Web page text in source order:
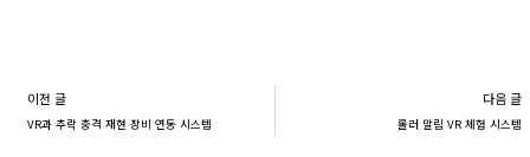
Prev
이전 글
VR과 추락 충격 재현 장비 연동 시스템
다음 글
롤러 말림 VR 체험 시스템